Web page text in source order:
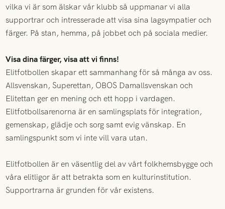
vilka vi är som älskar vår klubb så uppmanar vi alla
supportrar och intresserade att visa sina lagsympatier och
färger. På stan, hemma, på jobbet och på sociala medier.
Visa dina färger, visa att vi finns!
Elitfotbollen skapar ett sammanhang för så många av oss.
Allsvenskan, Superettan, OBOS Damallsvenskan och
Elitettan ger en mening och ett hopp i vardagen.
Elitfotbollsarenorna är en samlingsplats för integration,
gemenskap, glädje och sorg samt evig vänskap. En
samlingspunkt som vi inte vill vara utan.
Elitfotbollen är en väsentlig del av vårt folkhemsbygge och
våra elitligor är att betrakta som en kulturinstitution.
Supportrarna är grunden för vår existens.